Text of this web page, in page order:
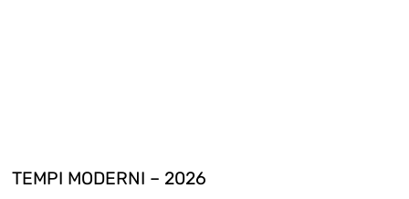
TEMPI MODERNI – 2026